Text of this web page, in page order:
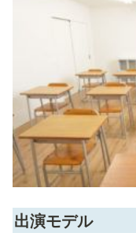
出演モデル